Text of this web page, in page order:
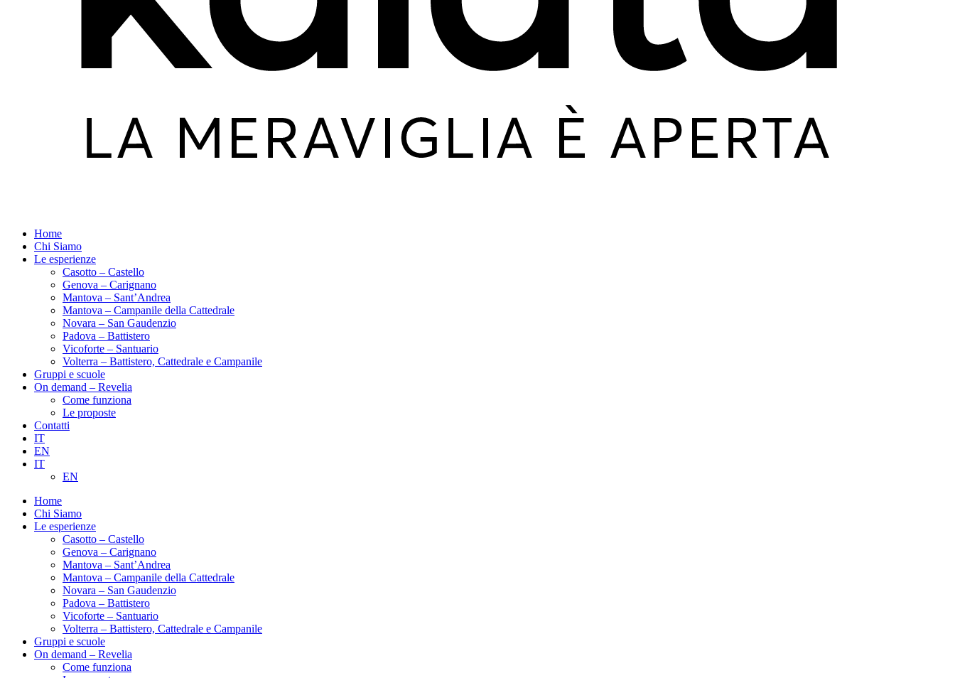
Home
Chi Siamo
Le esperienze
Casotto – Castello
Genova – Carignano
Mantova – Sant’Andrea
Mantova – Campanile della Cattedrale
Novara – San Gaudenzio
Padova – Battistero
Vicoforte – Santuario
Volterra – Battistero, Cattedrale e Campanile
Gruppi e scuole
On demand – Revelia
Come funziona
Le proposte
Contatti
IT
EN
IT
EN
Home
Chi Siamo
Le esperienze
Casotto – Castello
Genova – Carignano
Mantova – Sant’Andrea
Mantova – Campanile della Cattedrale
Novara – San Gaudenzio
Padova – Battistero
Vicoforte – Santuario
Volterra – Battistero, Cattedrale e Campanile
Gruppi e scuole
On demand – Revelia
Come funziona